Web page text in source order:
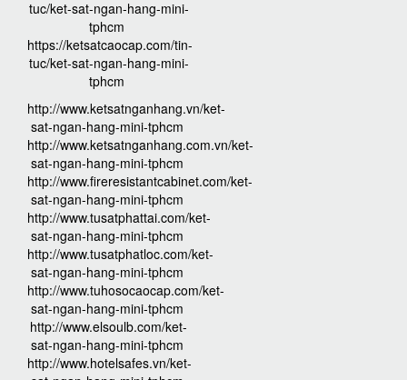
tuc/ket-sat-ngan-hang-mini-
tphcm
https://ketsatcaocap.com/tin-
tuc/ket-sat-ngan-hang-mini-
tphcm
http://www.ketsatnganhang.vn/ket-
sat-ngan-hang-mini-tphcm
http://www.ketsatnganhang.com.vn/ket-
sat-ngan-hang-mini-tphcm
http://www.fireresistantcabinet.com/ket-
sat-ngan-hang-mini-tphcm
http://www.tusatphattai.com/ket-
sat-ngan-hang-mini-tphcm
http://www.tusatphatloc.com/ket-
sat-ngan-hang-mini-tphcm
http://www.tuhosocaocap.com/ket-
sat-ngan-hang-mini-tphcm
http://www.elsoulb.com/ket-
sat-ngan-hang-mini-tphcm
http://www.hotelsafes.vn/ket-